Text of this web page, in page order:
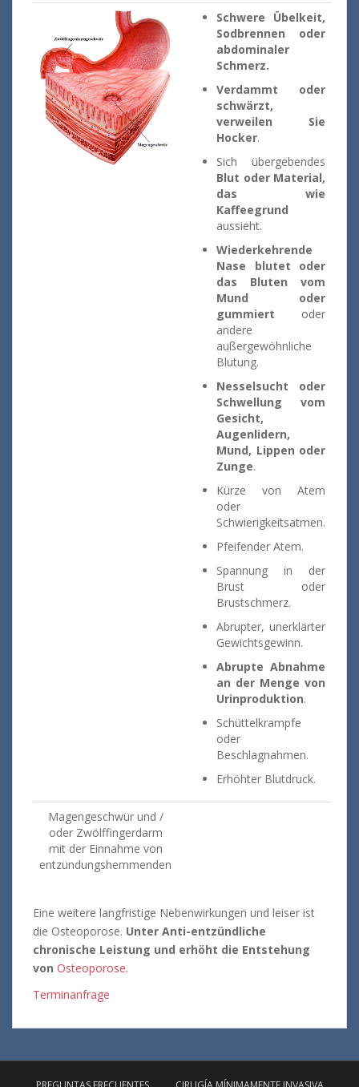
Schwere Übelkeit,
Sodbrennen oder
abdominaler
Schmerz.
Verdammt oder
schwärzt,
verweilen Sie
Hocker.
Sich übergebendes
Blut oder Material,
das wie
Kaffeegrund
aussieht.
Wiederkehrende
Nase blutet oder
das Bluten vom
Mund oder
gummiert oder
andere
außergewöhnliche
Blutung.
Nesselsucht oder
Schwellung vom
Gesicht,
Augenlidern,
Mund, Lippen oder
Zunge.
Kürze von Atem
oder
Schwierigkeitsatmen.
Pfeifender Atem.
Spannung in der
Brust oder
Brustschmerz.
Abrupter, unerklärter
Gewichtsgewinn.
Abrupte Abnahme
an der Menge von
Urinproduktion.
Schüttelkrampfe
oder
Beschlagnahmen.
Erhöhter Blutdruck.
Magengeschwür und /
oder Zwölffingerdarm
mit der Einnahme von
entzündungshemmenden
Eine weitere langfristige Nebenwirkungen und leiser ist
die Osteoporose. Unter Anti-entzündliche
chronische Leistung und erhöht die Entstehung
von Osteoporose.
Terminanfrage